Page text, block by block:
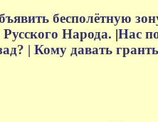
бесполётную
Народа. |Нас
|Кому давать